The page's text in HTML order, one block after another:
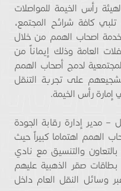
رأس الخيمة للمواصلات
كافة شرائح المجتمع،
اصحاب الهمم من خلال
العامة وذلك إيماناً من
لدمج أصحاب الهمم
على تجربة التنقل
إمارة رأس الخيمة.
مدير إدارة رقابة الجودة
الهمم اهتماما كبيراً حيث
والتنسيق مع نادي
صقر الذهبية عليهم
وسائل النقل العام داخل